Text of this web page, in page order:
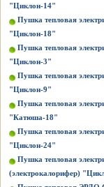
"Циклон-14"
Пушка тепловая
"Циклон-18"
Пушка тепловая
"Циклон-3"
Пушка тепловая
"Циклон-9"
Пушка тепловая
"Катюша-18"
Пушка тепловая
"Циклон-24"
Пушка тепловая
(электрокалорифер)